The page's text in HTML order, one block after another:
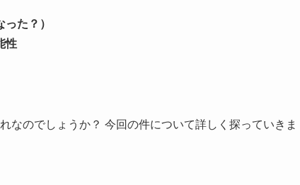
た？）
性
なのでしょうか？ 今回の件について詳しく探っていきま